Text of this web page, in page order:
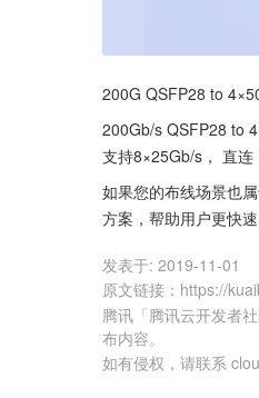
200G QSFP28 to
200Gb/s QSFP28 to
支持8×25Gb/s， 直连
如果您的布线场景也
方案，帮助用户更快
发表于: 2019-11-01
原文链接 ： https://
腾讯「腾讯云开发者
布内容。
如有侵权，请联系